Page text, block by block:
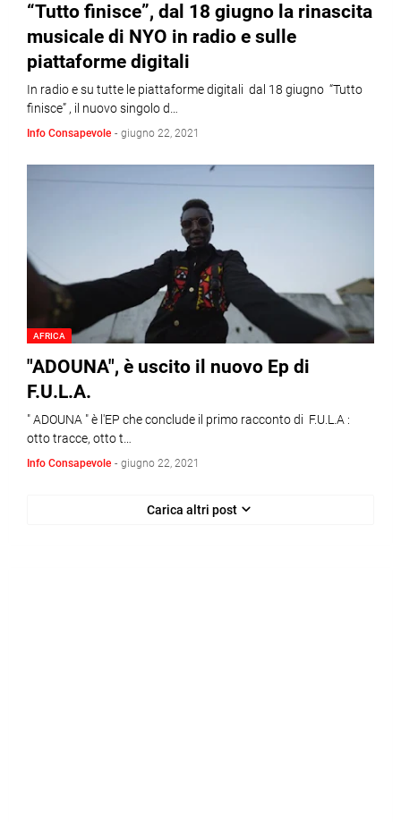
“Tutto finisce”, dal 18 giugno la rinascita
musicale di NYO in radio e sulle
piattaforme digitali
In radio e su tutte le piattaforme digitali dal 18 giugno “Tutto
finisce” , il nuovo singolo d…
Info Consapevole - giugno 22, 2021
AFRICA
"ADOUNA", è uscito il nuovo Ep di
F.U.L.A.
" ADOUNA " è l'EP che conclude il primo racconto di F.U.L.A :
otto tracce, otto t…
Info Consapevole - giugno 22, 2021
Carica altri post